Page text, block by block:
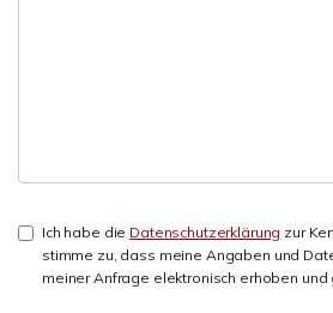
Ich habe die Datenschutzerklärung zur
stimme zu, dass meine Angaben und
meiner Anfrage elektronisch erhoben